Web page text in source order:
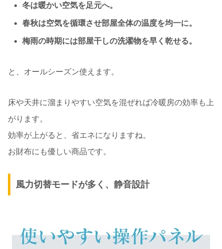
冬は暖かい空気を足元へ。
春秋は空気を循環させ部屋全体の温度を均一に。
梅雨の時期には部屋干しの洗濯物を早く乾せる。
と、オールシーズン使えます。
床や天井に溜まりやすい空気を混ぜれば冷暖房の効率も上
がります。
効率が上がると、省エネになりますね。
お財布にも優しい商品です。
風力切替モードが多く、静音設計